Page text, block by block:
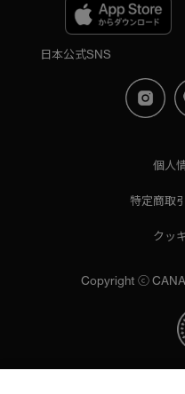
日本公式SNS
個人
特定商取
クッ
Copyright ⓒ